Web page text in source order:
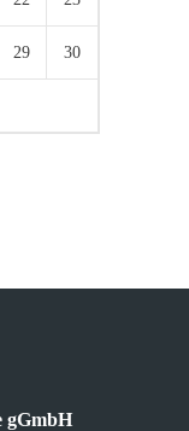
29 30
gGmbH